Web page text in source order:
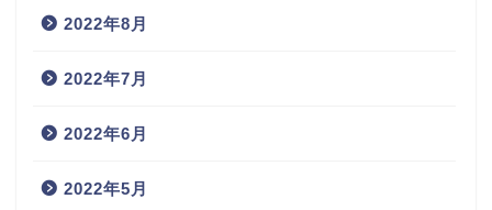
2022年8月
2022年7月
2022年6月
2022年5月